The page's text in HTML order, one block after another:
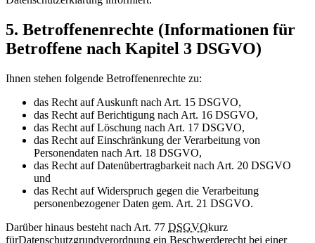
5. Betroffenenrechte (Informationen für
Betroffene nach Kapitel 3 DSGVO)
Ihnen stehen folgende Betroffenenrechte zu:
das Recht auf Auskunft nach Art. 15 DSGVO,
das Recht auf Berichtigung nach Art. 16 DSGVO,
das Recht auf Löschung nach Art. 17 DSGVO,
das Recht auf Einschränkung der Verarbeitung von
Personendaten nach Art. 18 DSGVO,
das Recht auf Datenübertragbarkeit nach Art. 20 DSGVO
und
das Recht auf Widerspruch gegen die Verarbeitung
personenbezogener Daten gem. Art. 21 DSGVO.
Darüber hinaus besteht nach Art. 77 DSGVOkurz
fürDatenschutzgrundverordnung ein Beschwerderecht bei einer